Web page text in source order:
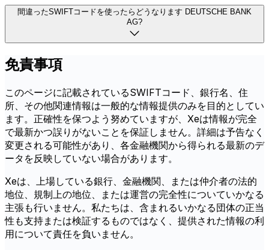
間違ったSWIFTコードを使ったらどうなります DEUTSCHE BANK
AG?
免責事項
このページに記載されているSWIFTコード、銀行名、住
所、その他関連情報は一般的な情報提供のみを目的としてい
ます。正確性を保つよう努めていますが、Xeは情報が完全
で最新かつ誤りがないことを保証しません。詳細は予告なく
変更される可能性があり、各金融機関から得られる最新のデ
ータを反映していない場合があります。
Xeは、上場している銀行、金融機関、または仲介者の法的
地位、規制上の地位、または運営の完全性についていかなる
主張も行いません。私たちは、含まれるいかなる団体の正当
性も支持または検証するものではなく、提供された情報の利
用について責任を負いません。